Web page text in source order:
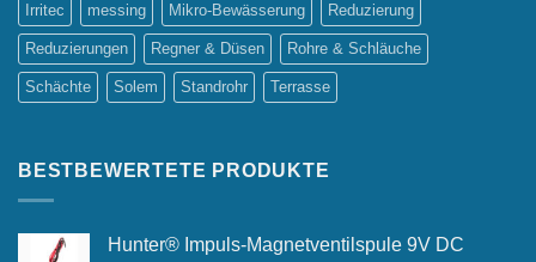
Irritec messing Mikro-Bewässerung Reduzierung
Reduzierungen Regner & Düsen Rohre & Schläuche
Schächte Solem Standrohr Terrasse
BESTBEWERTETE PRODUKTE
Hunter® Impuls-Magnetventilspule 9V DC